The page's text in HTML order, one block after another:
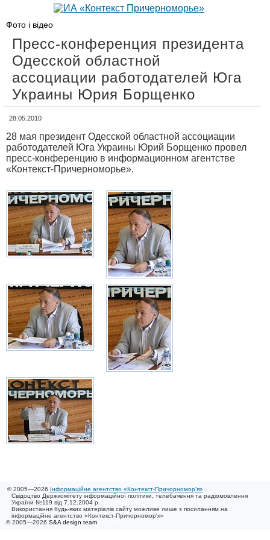
Фото і відео
Пресс-конференция президента
Одесской областной
ассоциации работодателей Юга
Украины Юрия Борщенко
28.05.2010
28 мая президент Одесской областной ассоциации
работодателей Юга Украины Юрий Борщенко провел
пресс-конференцию в информационном агентстве
«Контекст-Причерноморье».
© 2005—2026 Інформаційне агентство «Контекст-Причорномор'я»
Свідоцтво Держкомітету інформаційної політики, телебачення та радіомовлення
України №119 від 7.12.2004 р.
Використання будь-яких матеріалів сайту можливе лише з посиланням на
інформаційне агентство «Контекст-Причорномор'я»
© 2005—2026 S&A design team